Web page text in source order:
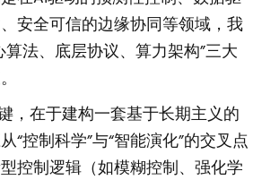
安全可信的边缘协同等领域，我
算法、底层协议、算力架构”三大
，在于建构一套基于长期主义的
“控制科学”与“智能演化”的交叉点
控制逻辑（如模糊控制、强化学